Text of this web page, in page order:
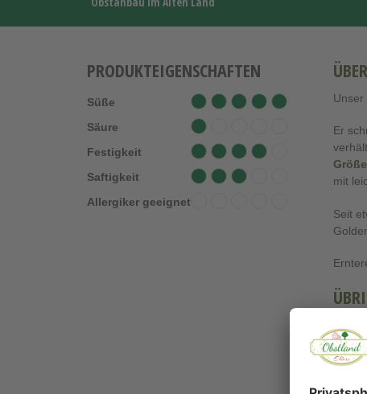
PRODUKTEIGENSCHAFTEN
Süße
Säure
Festigkeit
Saftigkeit
Allergiker geeignet
Unser
Er
Größe
mit
Seit
Der
Er